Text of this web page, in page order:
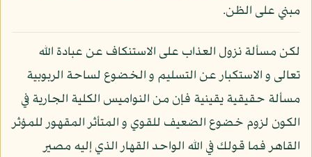
مبني على الظن.
لكن مسألة نزول العذاب على الاستنكاف عن عبادة الله
تعالى و الاستكبار عن التسليم و الخضوع لساحة الربوبية
مسألة حقيقية يقينية فإن من النواميس الكلية الجارية في
الكون لزوم خضوع الضعيف للقوي و المتأثر المقهور للمؤثر
القاهر فما قولك في الله الواحد القهار الذي إليه مصير